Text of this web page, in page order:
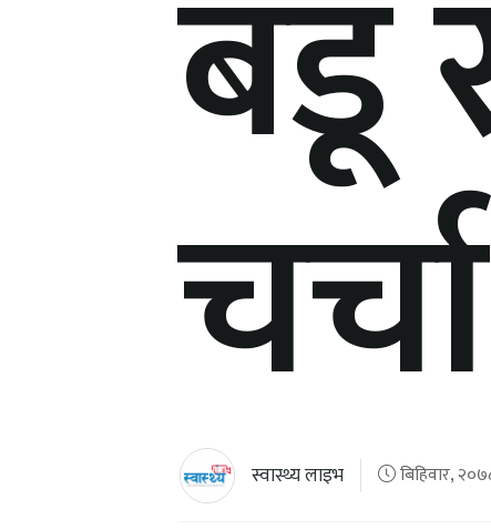
बडू
चर्चा
स्वास्थ्य लाइभ बिहिवार,